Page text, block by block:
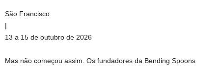
São Francisco
|
13 a 15 de outubro de 2026
Mas não começou assim. Os fundadores da Bending Spoons